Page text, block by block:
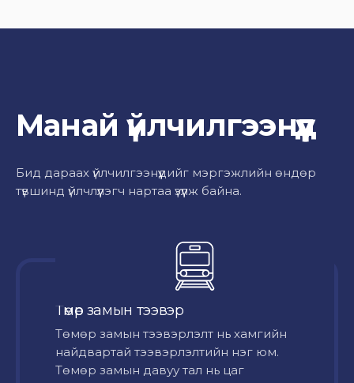
Манай үйлчилгээнүүд
Бид дараах үйлчилгээнүүдийг мэргэжлийн өндөр
түвшинд үйлчлүүлэгч нартаа үзүүлж байна.
Төмөр замын тээвэр
Төмөр замын тээвэрлэлт нь хамгийн
найдвартай тээвэрлэлтийн нэг юм.
Төмөр замын давуу тал нь цаг